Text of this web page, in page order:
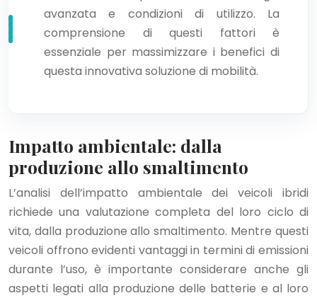
avanzata e condizioni di utilizzo. La
comprensione di questi fattori è
essenziale per massimizzare i benefici di
questa innovativa soluzione di mobilità.
Impatto ambientale: dalla
produzione allo smaltimento
L’analisi dell’impatto ambientale dei veicoli ibridi
richiede una valutazione completa del loro ciclo di
vita, dalla produzione allo smaltimento. Mentre questi
veicoli offrono evidenti vantaggi in termini di emissioni
durante l’uso, è importante considerare anche gli
aspetti legati alla produzione delle batterie e al loro